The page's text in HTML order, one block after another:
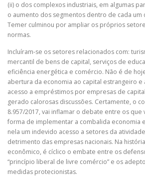
(ii) o dos complexos industriais, em algumas
o aumento dos segmentos dentro de cada um
Temer culminou por ampliar os próprios
normas.
Incluíram-se os setores relacionados com:
mercantil de bens de capital, serviços de
eficiência energética e comércio. Não é de
abertura da economia ao capital estrangeiro
acesso a empréstimos por empresas de
gerado calorosas discussões. Certamente, o
8.957/2017, vai inflamar o debate entre os que
forma de implementar a combalida economia
nela um indevido acesso a setores da
detrimento das empresas nacionais. Na
econômico, é cíclico o embate entre os
“princípio liberal de livre comércio” e os
medidas protecionistas.